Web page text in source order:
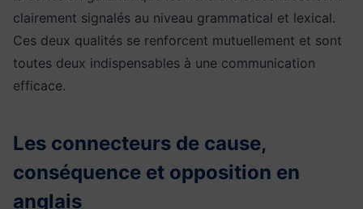
clairement signalés au niveau grammatical et lexical.
Ces deux qualités se renforcent mutuellement et sont
toutes deux indispensables à une communication
efficace.
Les connecteurs de cause,
conséquence et opposition en
anglais